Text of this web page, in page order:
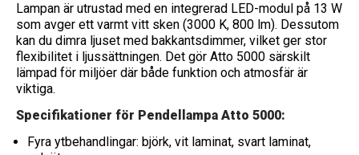
Lampan är utrustad med en integrerad LED-modul på 13 W
som avger ett varmt vitt sken (3000 K, 800 lm). Dessutom
kan du dimra ljuset med bakkantsdimmer, vilket ger stor
flexibilitet i ljussättningen. Det gör Atto 5000 särskilt
lämpad för miljöer där både funktion och atmosfär är
viktiga.
Specifikationer för Pendellampa Atto 5000:
Fyra ytbehandlingar: björk, vit laminat, svart laminat,